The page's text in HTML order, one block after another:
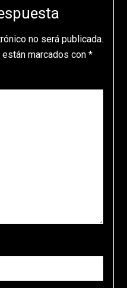
no será publicada.
marcados con *